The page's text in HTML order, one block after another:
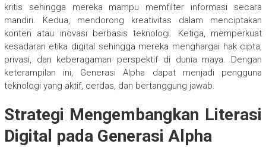
kritis sehingga mereka mampu memfilter informasi secara
mandiri. Kedua, mendorong kreativitas dalam menciptakan
konten atau inovasi berbasis teknologi. Ketiga, memperkuat
kesadaran etika digital sehingga mereka menghargai hak cipta,
privasi, dan keberagaman perspektif di dunia maya. Dengan
keterampilan ini, Generasi Alpha dapat menjadi pengguna
teknologi yang aktif, cerdas, dan bertanggung jawab.
Strategi Mengembangkan Literasi
Digital pada Generasi Alpha